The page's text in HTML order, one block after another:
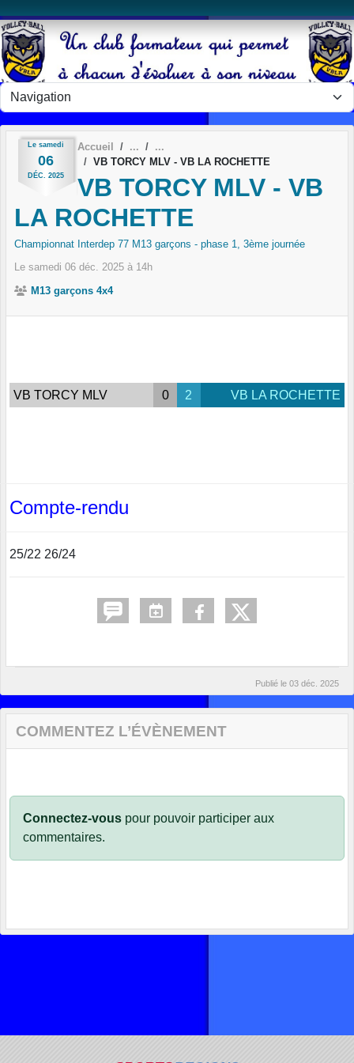
Le samedi
06
DÉC. 2025
Accueil
VB TORCY MLV - VB LA ROCHETTE
VB TORCY MLV - VB
LA ROCHETTE
Championnat Interdep 77 M13 garçons - phase 1, 3ème journée
Le samedi 06 déc. 2025 à 14h
M13 garçons 4x4
VB TORCY MLV 0 2 VB LA ROCHETTE
Compte-rendu
25/22 26/24
Publié le 03 déc. 2025
COMMENTEZ L’ÉVÈNEMENT
Connectez-vous pour pouvoir participer aux
commentaires.